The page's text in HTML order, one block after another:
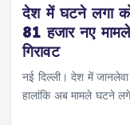
देश में घटने लगा
81 हजार नए
गिरावट
नई दिल्ली। देश में जानलेवा
हालांकि अब मामले घटने